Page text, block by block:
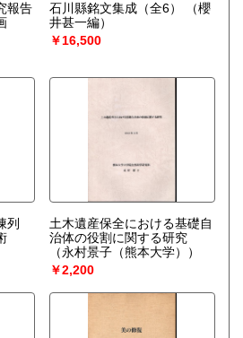
報告
石川縣銘文集成（全6）
（櫻
井甚一編）
￥16,500
列
土木遺産保全における基礎自
治体の役割に関する研究
（永村景子（熊本大学））
￥2,200